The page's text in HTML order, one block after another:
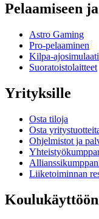
Pelaamiseen
Astro Gaming
Pro-pelaaminen
Kilpa-
Suoratoistolaitteet
Yrityksille
Osta tiloja
Osta
Ohjelmistot ja
Liiketoiminnan
Koulukäyttöön